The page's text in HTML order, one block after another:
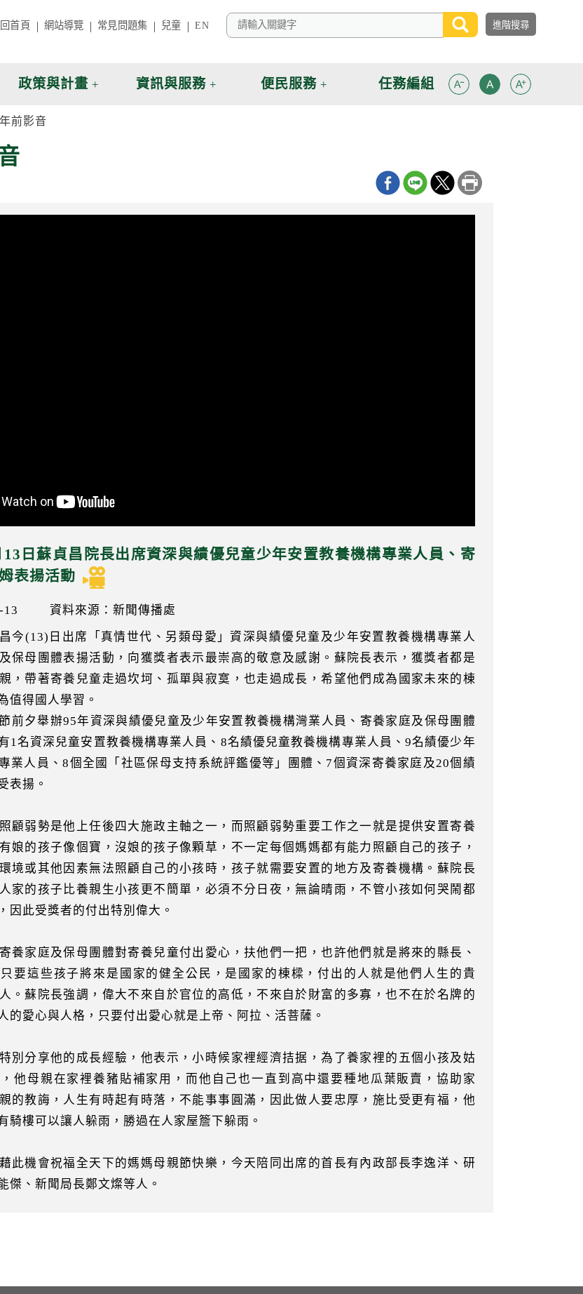
回首頁 網站導覽 常見問題集 兒童 EN
政策與計畫 資訊與服務 便民服務 任務編組
前影音
13日蘇貞昌院長出席資深與績優兒童少年安置教養機構專業人員、寄
表揚活動
13
資料來源：新聞傳播處
今(13)日出席「真情世代、另類母愛」資深與績優兒童及少年安置教養機構專業人
保母團體表揚活動，向獲獎者表示最崇高的敬意及感謝。蘇院長表示，獲獎者都是
，帶著寄養兒童走過坎坷、孤單與寂寞，也走過成長，希望他們成為國家未來的棟
值得國人學習。
前夕舉辦95年資深與績優兒童及少年安置教養機構灣業人員、寄養家庭及保母團體
1名資深兒童安置教養機構專業人員、8名績優兒童教養機構專業人員、9名績優少年
業人員、8個全國「社區保母支持系統評鑑優等」團體、7個資深寄養家庭及20個績
表揚。
顧弱勢是他上任後四大施政主軸之一，而照顧弱勢重要工作之一就是提供安置寄養
娘的孩子像個寶，沒娘的孩子像顆草，不一定每個媽媽都有能力照顧自己的孩子，
境或其他因素無法照顧自己的小孩時，孩子就需要安置的地方及寄養機構。蘇院長
家的孩子比養親生小孩更不簡單，必須不分日夜，無論晴雨，不管小孩如何哭鬧都
因此受獎者的付出特別偉大。
養家庭及保母團體對寄養兒童付出愛心，扶他們一把，也許他們就是將來的縣長、
要這些孩子將來是國家的健全公民，是國家的棟樑，付出的人就是他們人生的貴
。蘇院長強調，偉大不來自於官位的高低，不來自於財富的多寡，也不在於名牌的
的愛心與人格，只要付出愛心就是上帝、阿拉、活菩薩。
別分享他的成長經驗，他表示，小時候家裡經濟拮据，為了養家裡的五個小孩及姑
他母親在家裡養豬貼補家用，而他自己也一直到高中還要種地瓜葉販賣，協助家
的教誨，人生有時起有時落，不能事事圓滿，因此做人要忠厚，施比受更有福，他
騎樓可以讓人躲雨，勝過在人家屋簷下躲雨。
此機會祝福全天下的媽媽母親節快樂，今天陪同出席的首長有內政部長李逸洋、研
傑、新聞局長鄭文燦等人。